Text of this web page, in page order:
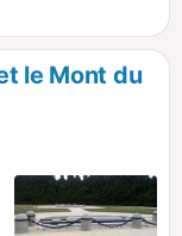
le Mont du